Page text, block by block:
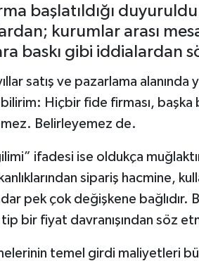
başlatıldığı
kurumlar arası
baskı gibi iddialardan
satış ve pazarlama alanında
Hiçbir fide firması, başka
Belirleyemez de.
ifadesi ise oldukça
sipariş hacmine,
pek çok değişkene bağlıdır.
bir fiyat davranışından söz
temel girdi maliyetleri